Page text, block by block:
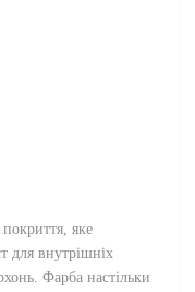
яке
для внутрішніх
Фарба настільки